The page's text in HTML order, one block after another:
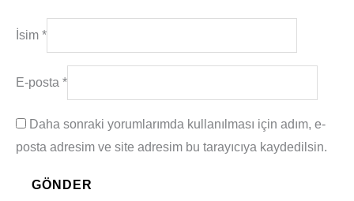
İsim *
E-posta *
Daha sonraki yorumlarımda kullanılması için adım, e-
posta adresim ve site adresim bu tarayıcıya kaydedilsin.